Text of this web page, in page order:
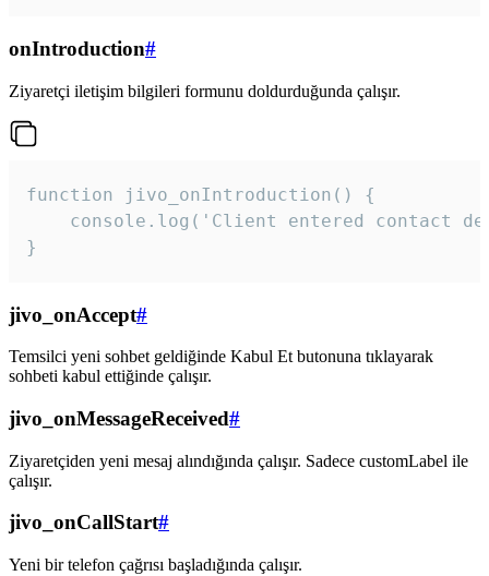
onIntroduction#
Ziyaretçi iletişim bilgileri formunu doldurduğunda çalışır.
function jivo_onIntroduction() {
console.log('Client entered contact
}
jivo_onAccept#
Temsilci yeni sohbet geldiğinde Kabul Et butonuna tıklayarak
sohbeti kabul ettiğinde çalışır.
jivo_onMessageReceived#
Ziyaretçiden yeni mesaj alındığında çalışır. Sadece customLabel ile
çalışır.
jivo_onCallStart#
Yeni bir telefon çağrısı başladığında çalışır.